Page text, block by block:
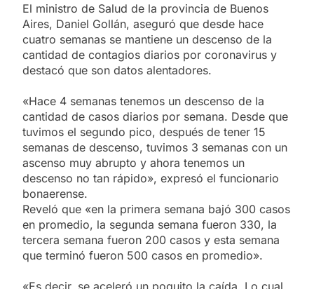
El ministro de Salud de la provincia de Buenos
Aires, Daniel Gollán, aseguró que desde hace
cuatro semanas se mantiene un descenso de la
cantidad de contagios diarios por coronavirus y
destacó que son datos alentadores.
«Hace 4 semanas tenemos un descenso de la
cantidad de casos diarios por semana. Desde que
tuvimos el segundo pico, después de tener 15
semanas de descenso, tuvimos 3 semanas con un
ascenso muy abrupto y ahora tenemos un
descenso no tan rápido», expresó el funcionario
bonaerense.
Reveló que «en la primera semana bajó 300 casos
en promedio, la segunda semana fueron 330, la
tercera semana fueron 200 casos y esta semana
que terminó fueron 500 casos en promedio».
«Es decir, se aceleró un poquito la caída. Lo cual